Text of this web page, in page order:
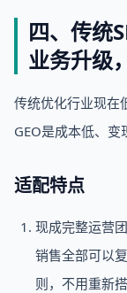
四、传统
业务升级
传统优化行业现在
GEO是成本低、变
适配特点
现成完整运营
销售全部可以
则，不用重新搭